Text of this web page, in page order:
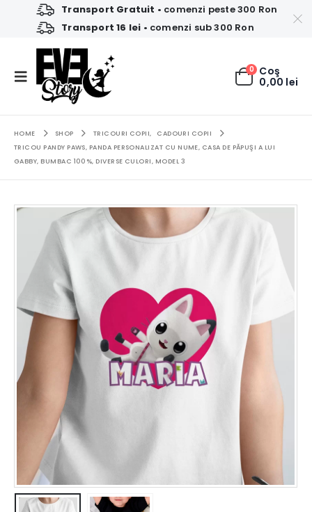
Transport Gratuit • comenzi peste 300 Ron
Transport 16 lei • comenzi sub 300 Ron
0 Coş
0,00 lei
HOME SHOP TRICOURI COPII,
CADOURI COPII
TRICOU PANDY PAWS, PANDA PERSONALIZAT CU NUME, CASA DE PĂPUŞI A LUI
GABBY, BUMBAC 100%, DIVERSE CULORI, MODEL 3